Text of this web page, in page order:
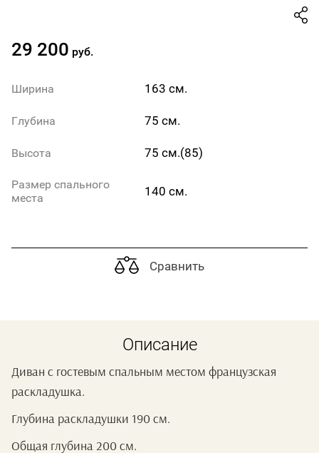
29 200 руб.
Ширина 163 см.
Глубина 75 см.
Высота 75 см.(85)
Размер спального
места
140 см.
Сравнить
Описание
Диван с гостевым спальным местом французская
раскладушка.
Глубина раскладушки 190 см.
Общая глубина 200 см.